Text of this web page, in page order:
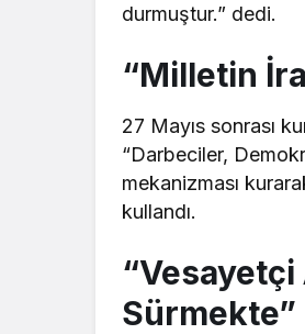
durmuştur.” dedi.
“Milletin
27 Mayıs sonrası
“Darbeciler,
mekanizması
kullandı.
“Vesayetçi
Sürmekte”